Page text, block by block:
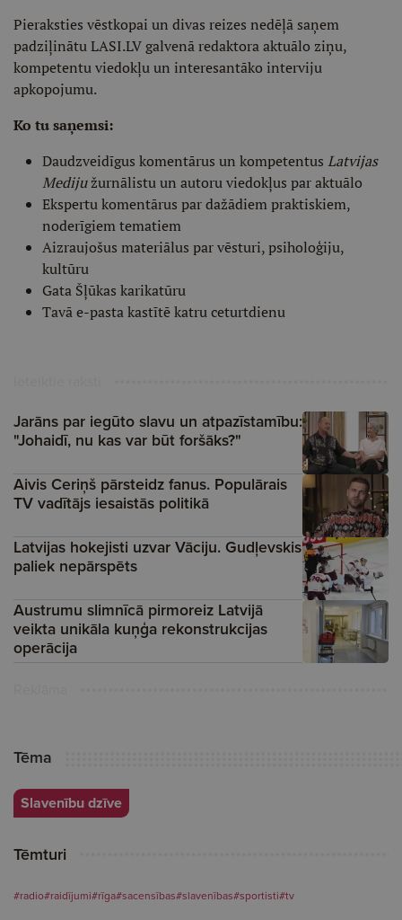
Pieraksties vēstkopai un divas reizes nedēļā saņem
padziļinātu LASI.LV galvenā redaktora aktuālo ziņu,
kompetentu viedokļu un interesantāko interviju
apkopojumu.
Ko tu saņemsi:
Daudzveidīgus komentārus un kompetentus Latvijas
Medijužurnālistu un autoru viedokļus par aktuālo
Ekspertu komentārus par dažādiem praktiskiem,
noderīgiem tematiem
Aizraujošus materiālus par vēsturi, psiholoģiju,
kultūru
Gata Šļūkas karikatūru
Tavā e-pasta kastītē katru ceturtdienu
Jarāns par iegūto slavu un atpazīstamību:
"Johaidī, nu kas var būt foršāks?"
Aivis Ceriņš pārsteidz fanus. Populārais
TV vadītājs iesaistās politikā
Latvijas hokejisti uzvar Vāciju. Gudļevskis
paliek nepārspēts
Austrumu slimnīcā pirmoreiz Latvijā
veikta unikāla kuņģa rekonstrukcijas
operācija
Tēma
Slavenību dzīve
Tēmturi
#radio#raidījumi#rīga#sacensības#slavenības#sportisti#tv